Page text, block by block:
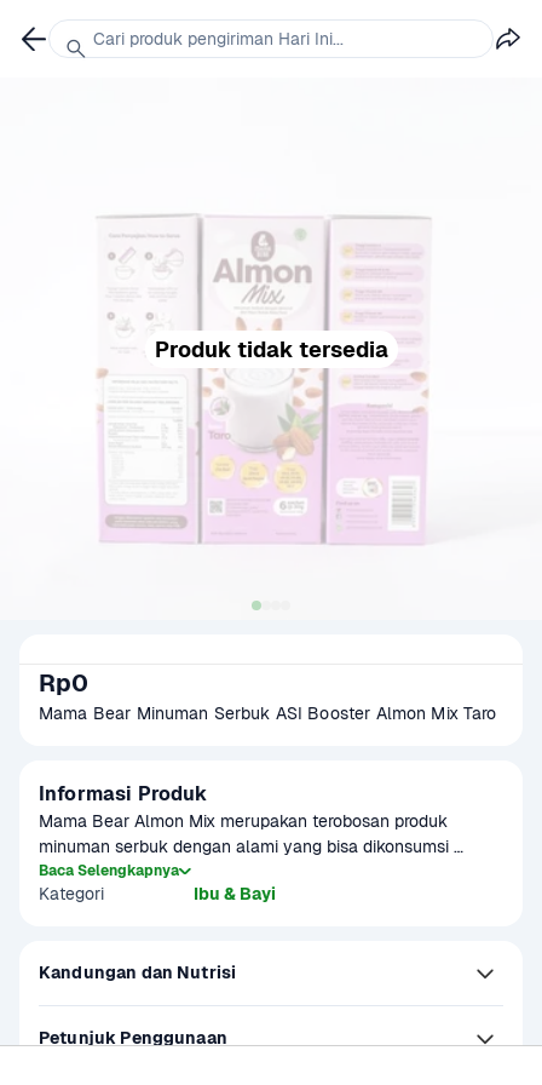
Produk tidak tersedia
Rp0
Mama Bear Minuman Serbuk ASI Booster Almon Mix Taro
Informasi Produk
Mama Bear Almon Mix merupakan terobosan produk
minuman serbuk dengan alami yang bisa dikonsumsi
berbagai usia dan cocok untuk ibu menyusui.
Baca Selengkapnya
Kategori Ibu & Bayi
Kandungan dan Nutrisi
Petunjuk Penggunaan
Cari produk pengiriman Hari Ini...